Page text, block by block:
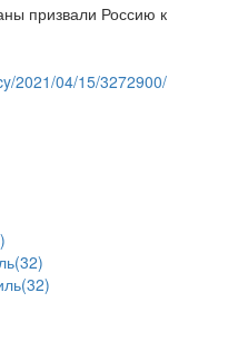
призвали Россию к
2021/04/15/3272900/
(32)
(32)